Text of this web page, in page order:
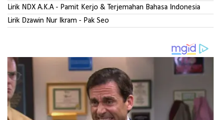
Lirik NDX A.K.A - Pamit Kerjo & Terjemahan Bahasa Indonesia
Lirik Dzawin Nur Ikram - Pak Seo